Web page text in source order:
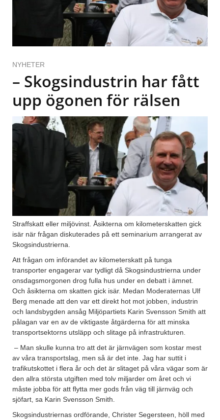
NYHETER
– Skogsindustrin har fått
upp ögonen för rälsen
Straffskatt eller miljövinst. Åsikterna om kilometerskatten gick
isär när frågan diskuterades på ett seminarium arrangerat av
Skogsindustrierna.
Att frågan om införandet av kilometerskatt på tunga
transporter engagerar var tydligt då Skogsindustrierna under
onsdagsmorgonen drog fulla hus under en debatt i ämnet.
Och åsikterna om skatten gick isär. Medan Moderaternas Ulf
Berg menade att den var ett direkt hot mot jobben, industrin
och landsbygden ansåg Miljöpartiets Karin Svensson Smith att
pålagan var en av de viktigaste åtgärderna för att minska
transportsektorns utsläpp och slitage på infrastrukturen.
– Man skulle kunna tro att det är järnvägen som kostar mest
av våra transportslag, men så är det inte. Jag har suttit i
trafikutskottet i flera år och det är slitaget på våra vägar som är
den allra största utgiften med tolv miljarder om året och vi
måste jobba för att flytta mer gods från väg till järnväg och
sjöfart, sa Karin Svensson Smith.
Skogsindustriernas ordförande, Christer Segersteen, höll med